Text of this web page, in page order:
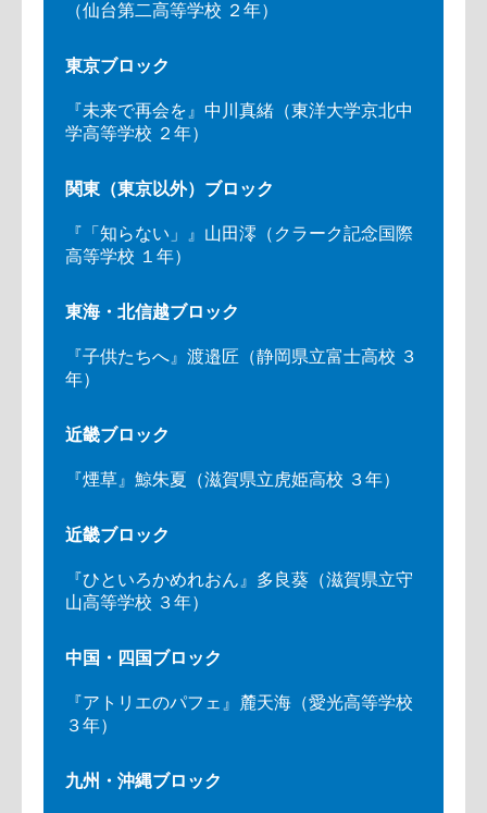
（仙台第二高等学校 ２年）
東京ブロック
『未来で再会を』中川真緒（東洋大学京北中
学高等学校 ２年）
関東（東京以外）ブロック
『「知らない」』山田澪（クラーク記念国際
高等学校 １年）
東海・北信越ブロック
『子供たちへ』渡邉匠（静岡県立富士高校 ３
年）
近畿ブロック
『煙草』鯨朱夏（滋賀県立虎姫高校 ３年）
近畿ブロック
『ひといろかめれおん』多良葵（滋賀県立守
山高等学校 ３年）
中国・四国ブロック
『アトリエのパフェ』麓天海（愛光高等学校
３年）
九州・沖縄ブロック